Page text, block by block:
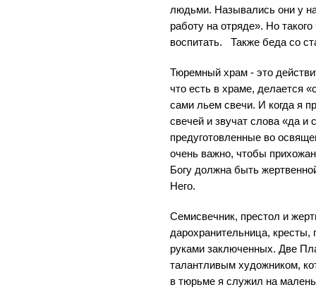
людьми. Назывались они у
работу на отряде». Но
воспитать. Также беда со
Тюремный храм - это
что есть в храме, делается
сами льем свечи. И когда я
свечей и звучат слова «да
предуготовленные во
очень важно, чтобы
Богу должна быть
Него.
Семисвечник, престол и
дарохранительница, кресты,
руками заключенных. Две
талантливым художником,
в тюрьме я служил на